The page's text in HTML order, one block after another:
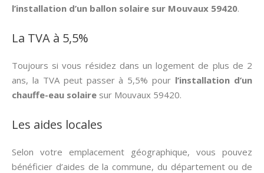
l’installation d’un ballon solaire sur Mouvaux 59420.
La TVA à 5,5%
Toujours si vous résidez dans un logement de plus de 2
ans, la TVA peut passer à 5,5% pour l’installation d’un
chauffe-eau solaire sur Mouvaux 59420.
Les aides locales
Selon votre emplacement géographique, vous pouvez
bénéficier d’aides de la commune, du département ou de